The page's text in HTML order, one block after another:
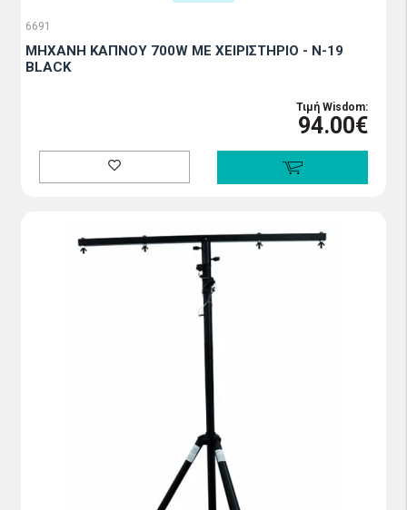
6691
ΜΗΧΑΝΗ ΚΑΠΝΟΥ 700W ΜΕ ΧΕΙΡΙΣΤΗΡΙΟ - N-19
BLACK
Τιμή Wisdom:
94.00€